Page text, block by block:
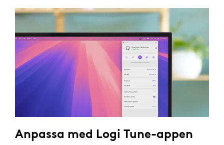
Anpassa med Logi Tune-appen